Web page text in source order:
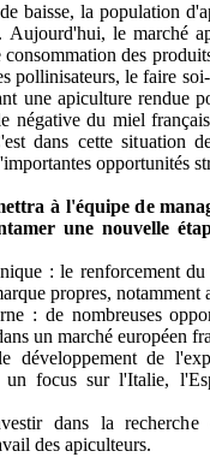
baisse, la population
Aujourd'hui, le marché
consommation des
pollinisateurs, le faire
une apiculture rendue
négative du miel
dans cette situation
opportunités
à l'équipe de
une nouvelle
: le renforcement
propres, notamment
: de nombreuses
un marché européen
développement de
un focus sur l'Italie,
dans la recherche
des apiculteurs.